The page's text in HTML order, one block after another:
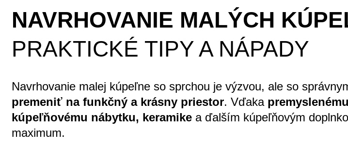
NAVRHOVANIE MALÝCH
PRAKTICKÉ TIPY A NÁPADY
Navrhovanie malej kúpeľne so sprchou je výzvou, ale so
premeniť na funkčný a krásny priestor. Vďaka
kúpeľňovému nábytku, keramike a ďalším kúpeľňovým
maximum.